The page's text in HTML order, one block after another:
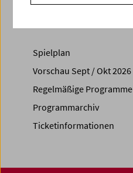
Spielplan
Vorschau Sept / Okt 2026
Regelmäßige Programme
Programmarchiv
Ticketinformationen